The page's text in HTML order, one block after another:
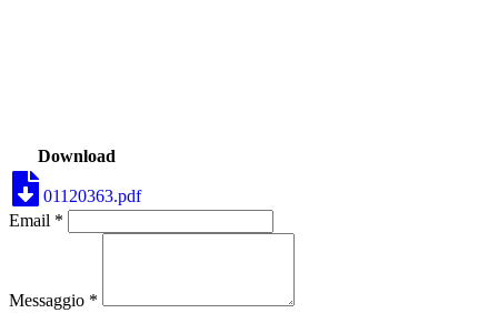
Download
01120363.pdf
Email *
Messaggio *